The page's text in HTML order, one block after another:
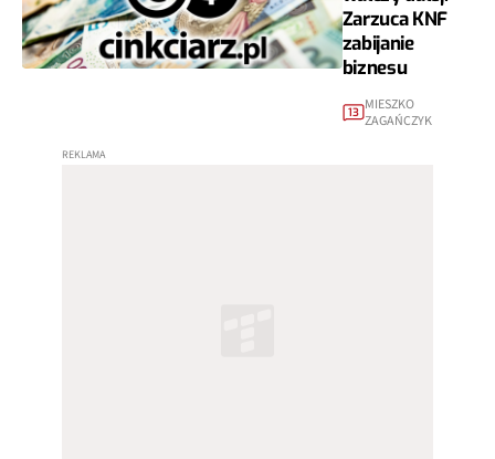
Zarzuca KNF
zabijanie
biznesu
13 MIESZKO
ZAGAŃCZYK